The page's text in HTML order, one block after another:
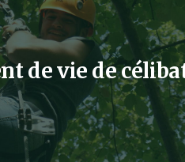
de vie de
les enterrements de vie de célibataire